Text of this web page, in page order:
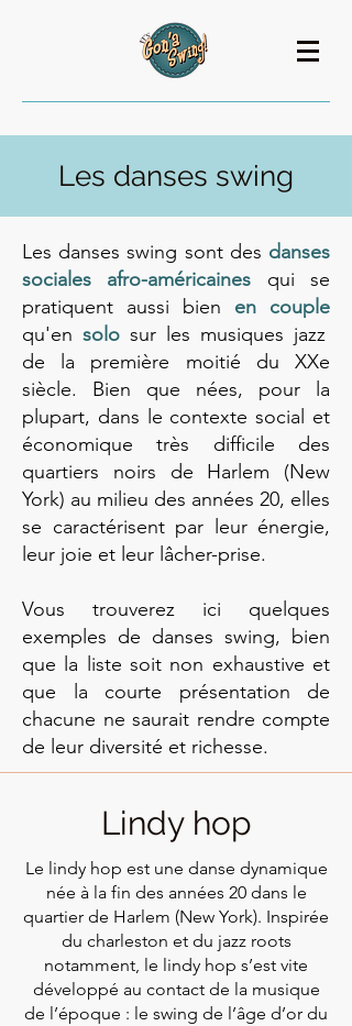
Les danses swing
Les danses swing sont des danses
sociales afro-américaines qui se
pratiquent aussi bien en couple
qu'en solo sur les musiques jazz
de la première moitié du XXe
siècle. Bien que nées, pour la
plupart, dans le contexte social et
économique très difficile des
quartiers noirs de Harlem (New
York) au milieu des années 20, elles
se caractérisent par leur énergie,
leur joie et leur lâcher-prise.
Vous trouverez ici quelques
exemples de danses swing, bien
que la liste soit non exhaustive et
que la courte présentation de
chacune ne saurait rendre compte
de leur diversité et richesse.
Lindy hop
Le lindy hop est une danse dynamique
née à la fin des années 20 dans le
quartier de Harlem (New York). Inspirée
du charleston et du jazz roots
notamment, le lindy hop s’est vite
développé au contact de la musique
de l’époque : le swing de l’âge d’or du